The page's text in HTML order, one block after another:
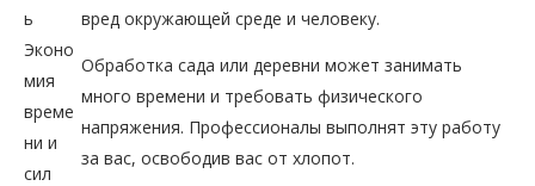
ь
вред окружающей среде и человеку.
Эконо
мия
време
ни и
сил
Обработка сада или деревни может занимать
много времени и требовать физического
напряжения. Профессионалы выполнят эту работу
за вас, освободив вас от хлопот.